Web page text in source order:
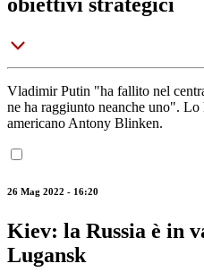
Vladimir Putin "ha fallito nel
ne ha raggiunto neanche uno".
americano Antony Blinken.
26 Mag 2022 - 16:20
Kiev: la Russia è in
Lugansk